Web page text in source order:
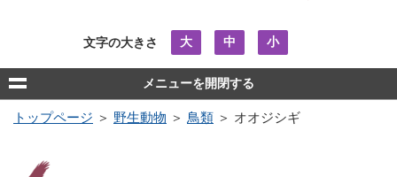
文字の大きさ 大 中 小
メニューを開閉する
トップページ ＞ 野生動物 ＞ 鳥類 ＞ オオジシギ